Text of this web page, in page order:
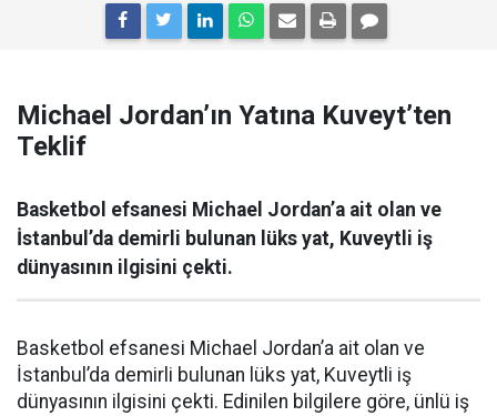
Michael Jordan’ın Yatına Kuveyt’ten
Teklif
Basketbol efsanesi Michael Jordan’a ait olan ve
İstanbul’da demirli bulunan lüks yat, Kuveytli iş
dünyasının ilgisini çekti.
Basketbol efsanesi Michael Jordan’a ait olan ve
İstanbul’da demirli bulunan lüks yat, Kuveytli iş
dünyasının ilgisini çekti. Edinilen bilgilere göre, ünlü iş